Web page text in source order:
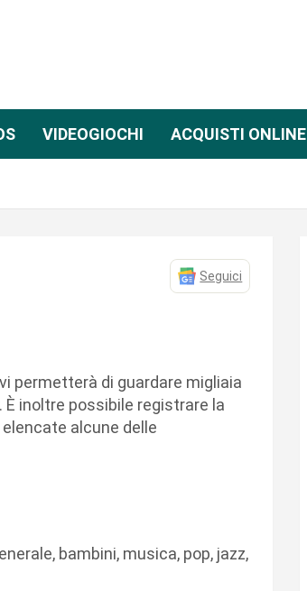
VIDEOGIOCHI ACQUISTI ONLINE
Seguici
permetterà di guardare migliaia
inoltre possibile registrare la
alcune delle
bambini, musica, pop, jazz,